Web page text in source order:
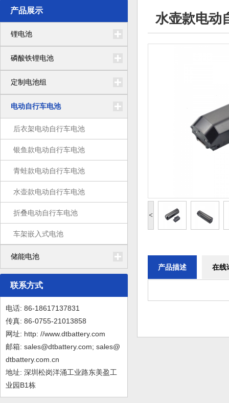
产品展示
锂电池
磷酸铁锂电池
定制电池组
电动自行车电池
后衣架电动自行车电池
银鱼款电动自行车电池
青蛙款电动自行车电池
水壶款电动自行车电池
折叠电动自行车电池
车架嵌入式电池
储能电池
联系方式
电话: 86-18617137831
传真: 86-0755-21013858
网址: http: //www.dtbattery.com
邮箱: sales@dtbattery.com; sales@
dtbattery.com.cn
地址: 深圳松岗洋涌工业路东美盈工
业园B1栋
水壶款电动
<
产品描述 在线